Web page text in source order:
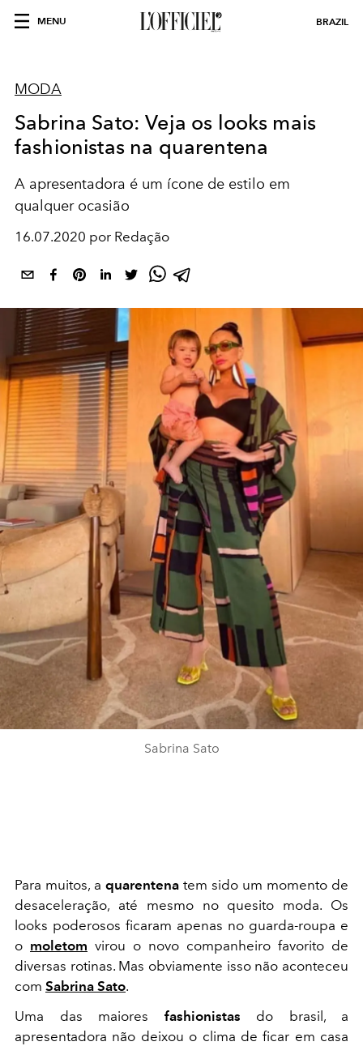
MENU BRAZIL
MODA
Sabrina Sato: Veja os looks mais
fashionistas na quarentena
A apresentadora é um ícone de estilo em
qualquer ocasião
16.07.2020 por Redação
Sabrina Sato
Para muitos, a quarentena tem sido um momento de
desaceleração, até mesmo no quesito moda. Os
looks poderosos ficaram apenas no guarda-roupa e
o moletom virou o novo companheiro favorito de
diversas rotinas. Mas obviamente isso não aconteceu
com Sabrina Sato.
Uma das maiores fashionistas do brasil, a
apresentadora não deixou o clima de ficar em casa